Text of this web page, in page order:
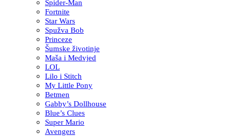
Spider-Man
Fortnite
Star Wars
Spužva Bob
Princeze
Šumske životinje
Maša i Medvjed
LOL
Lilo i Stitch
My Little Pony
Betmen
Gabby’s Dollhouse
Blue’s Clues
Super Mario
Avengers